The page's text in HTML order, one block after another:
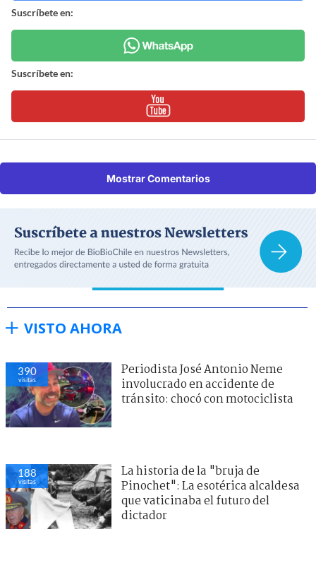
Suscríbete en:
Suscríbete en:
Mostrar Comentarios
VISTO AHORA
390
visitas
Periodista José Antonio Neme
involucrado en accidente de
tránsito: chocó con motociclista
188
visitas
La historia de la "bruja de
Pinochet": La esotérica alcaldesa
que vaticinaba el futuro del
dictador